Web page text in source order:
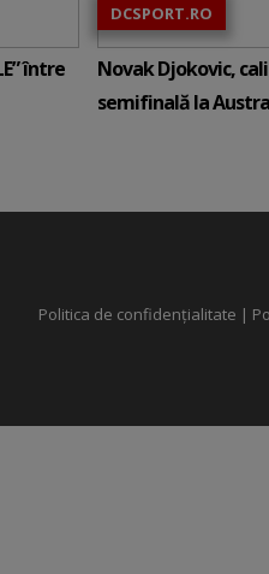
între
DCSPORT.RO
Novak Djokovic,
semifinală la
Politica de confidențialitate |